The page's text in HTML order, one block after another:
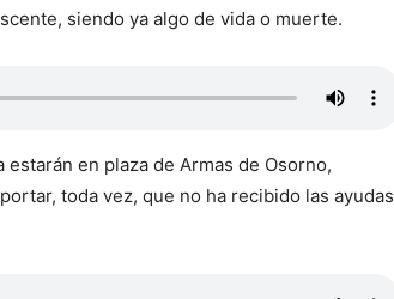
siendo ya algo de vida o muerte.
en plaza de Armas de Osorno,
toda vez, que no ha recibido las ayudas